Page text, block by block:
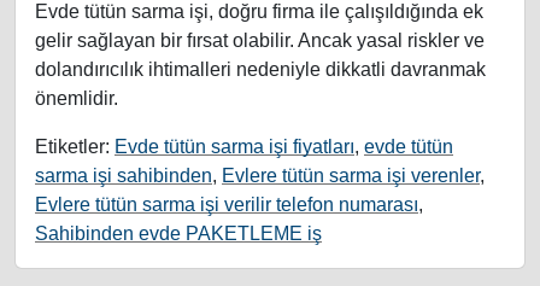
Evde tütün sarma işi, doğru firma ile çalışıldığında ek
gelir sağlayan bir fırsat olabilir. Ancak yasal riskler ve
dolandırıcılık ihtimalleri nedeniyle dikkatli davranmak
önemlidir.
Etiketler: Evde tütün sarma işi fiyatları, evde tütün
sarma işi sahibinden, Evlere tütün sarma işi verenler,
Evlere tütün sarma işi verilir telefon numarası,
Sahibinden evde PAKETLEME iş